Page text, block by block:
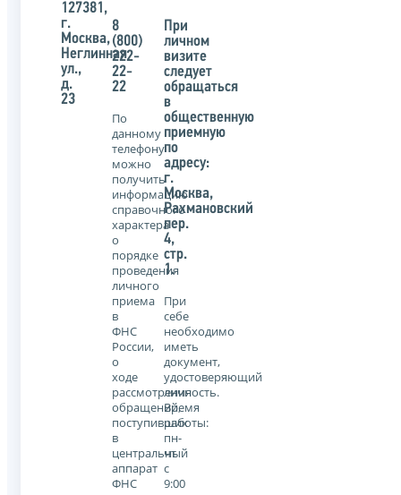
127381,
г.
Москва,
Неглинная
ул.,
д.
23
8
(800)
222-
22-
22
По
данному
телефону
можно
получить
информацию
справочного
характера
о
порядке
проведения
личного
приема
в
ФНС
России,
о
ходе
рассмотрения
обращений,
поступивших
в
центральный
аппарат
ФНС
При
личном
визите
следует
обращаться
в
общественную
приемную
по
адресу:
г.
Москва,
Рахмановский
пер.
4,
стр.
1.
При
себе
необходимо
иметь
документ,
удостоверяющий
личность.
Время
работы:
пн-
чт
с
9:00